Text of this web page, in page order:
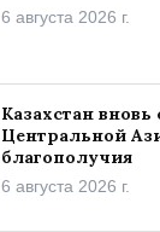
6 августа 2026 г.
Казахстан
Центральной
благополучия
6 августа 2026 г.